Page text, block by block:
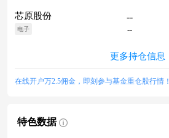
芯原股份
电子
--
--
更多持仓信息
在线开户万2.5佣金，即刻参与基金重仓股行情！
特色数据